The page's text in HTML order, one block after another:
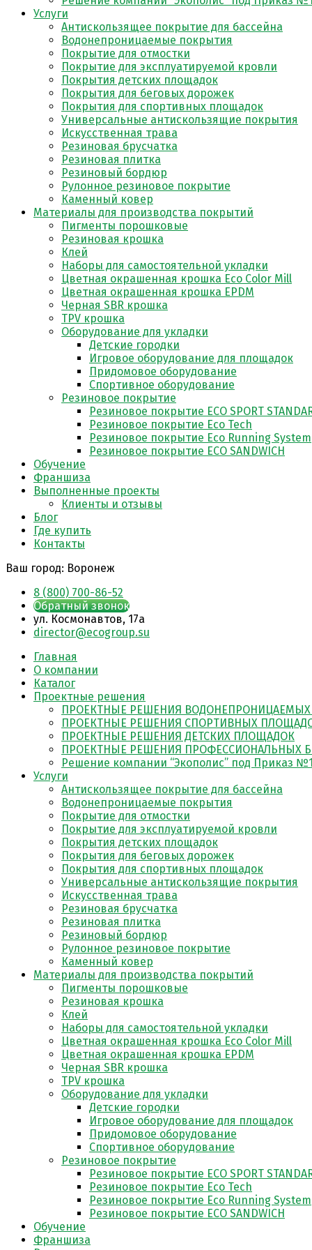
Услуги
Антискользящее покрытие для бассейна
Водонепроницаемые покрытия
Покрытие для отмостки
Покрытие для эксплуатируемой кровли
Покрытия детских площадок
Покрытия для беговых дорожек
Покрытия для спортивных площадок
Универсальные антискользящие покрытия
Искусственная трава
Резиновая брусчатка
Резиновая плитка
Резиновый бордюр
Рулонное резиновое покрытие
Каменный ковер
Материалы для производства покрытий
Пигменты порошковые
Резиновая крошка
Клей
Наборы для самостоятельной укладки
Цветная окрашенная крошка Eco Color Mill
Цветная окрашенная крошка EPDM
Черная SBR крошка
TPV крошка
Оборудование для укладки
Детские городки
Игровое оборудование для площадок
Придомовое оборудование
Спортивное оборудование
Резиновое покрытие
Резиновое покрытие ECO SPORT
Резиновое покрытие Eco Tech
Резиновое покрытие Eco Running System
Резиновое покрытие ECO SANDWICH
Обучение
Франшиза
Выполненные проекты
Клиенты и отзывы
Блог
Где купить
Контакты
Ваш город: Воронеж
8 (800) 700-86-52
Обратный звонок
​ул. Космонавтов, 17а
director@ecogroup.su
Главная
О компании
Каталог
Проектные решения
ПРОЕКТНЫЕ РЕШЕНИЯ
ПРОЕКТНЫЕ РЕШЕНИЯ СПОРТИВНЫХ
ПРОЕКТНЫЕ РЕШЕНИЯ ДЕТСКИХ ПЛОЩАДОК
ПРОЕКТНЫЕ РЕШЕНИЯ ПРОФЕССИОНАЛЬНЫХ
Решение компании “Экополис” под Приказ
Услуги
Антискользящее покрытие для бассейна
Водонепроницаемые покрытия
Покрытие для отмостки
Покрытие для эксплуатируемой кровли
Покрытия детских площадок
Покрытия для беговых дорожек
Покрытия для спортивных площадок
Универсальные антискользящие покрытия
Искусственная трава
Резиновая брусчатка
Резиновая плитка
Резиновый бордюр
Рулонное резиновое покрытие
Каменный ковер
Материалы для производства покрытий
Пигменты порошковые
Резиновая крошка
Клей
Наборы для самостоятельной укладки
Цветная окрашенная крошка Eco Color Mill
Цветная окрашенная крошка EPDM
Черная SBR крошка
TPV крошка
Оборудование для укладки
Детские городки
Игровое оборудование для площадок
Придомовое оборудование
Спортивное оборудование
Резиновое покрытие
Резиновое покрытие ECO SPORT
Резиновое покрытие Eco Tech
Резиновое покрытие Eco Running System
Резиновое покрытие ECO SANDWICH
Обучение
Франшиза